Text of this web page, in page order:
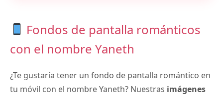
Fondos de pantalla románticos
con el nombre Yaneth
¿Te gustaría tener un fondo de pantalla romántico en
tu móvil con el nombre Yaneth? Nuestras imágenes